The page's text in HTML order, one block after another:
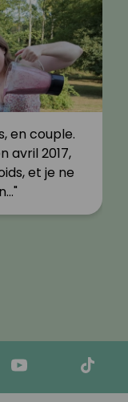
en couple.
avril 2017,
et je ne